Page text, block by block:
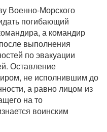
Военно-Морского
погибающий
а командир
выполнения
по эвакуации
Оставление
не исполнившим до
а равно лицом из
на то
воинским